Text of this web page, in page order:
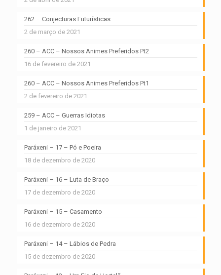
262 – Conjecturas Futurísticas
2 de março de 2021
260 – ACC – Nossos Animes Preferidos Pt2
16 de fevereiro de 2021
260 – ACC – Nossos Animes Preferidos Pt1
2 de fevereiro de 2021
259 – ACC – Guerras Idiotas
1 de janeiro de 2021
Paráxeni – 17 – Pó e Poeira
18 de dezembro de 2020
Paráxeni – 16 – Luta de Braço
17 de dezembro de 2020
Paráxeni – 15 – Casamento
16 de dezembro de 2020
Paráxeni – 14 – Lábios de Pedra
15 de dezembro de 2020